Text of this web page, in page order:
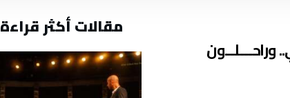
مقالات أكثر قراءة